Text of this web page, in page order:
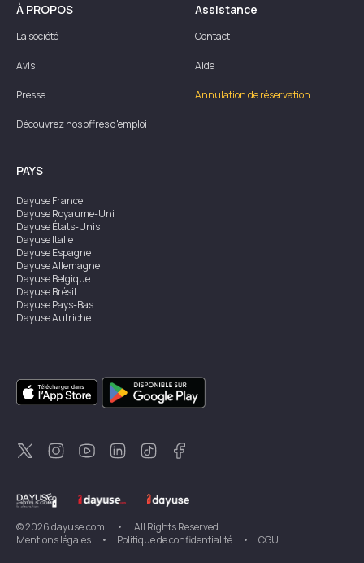
À PROPOS
La société
Avis
Presse
Découvrez nos offres d'emploi
Assistance
Contact
Aide
Annulation de réservation
PAYS
DayuseFrance
DayuseRoyaume-Uni
DayuseÉtats-Unis
DayuseItalie
DayuseEspagne
DayuseAllemagne
DayuseBelgique
DayuseBrésil
DayusePays-Bas
DayuseAutriche
DayuseSingapour
DayuseSuède
DayuseThaïlande
DayuseNouvelle-Zélande
DayuseTurquie
©2026dayuse.com •
All Rights Reserved
Mentions légales
• Politique de confidentialité • CGU